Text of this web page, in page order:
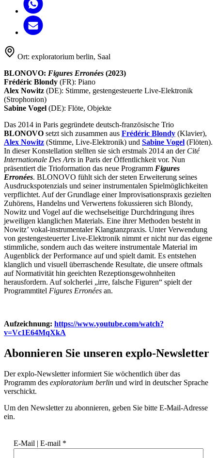
Ort: exploratorium berlin, Saal
BLONOVO: Figures Erronées (2023)
Frédéric Blondy (FR): Piano
Alex Nowitz (DE): Stimme, gestengesteuerte Live-Elektronik
(Strophonion)
Sabine Vogel (DE): Flöte, Objekte
Das 2014 in Paris gegründete deutsch-französische Trio
BLONOVO setzt sich zusammen aus Frédéric Blondy (Klavier),
Alex Nowitz (Stimme, Live-Elektronik) und Sabine Vogel (Flöten).
In dieser Konstellation stellten sie sich erstmals 2014 an der Cité
Internationale Des Arts in Paris der Öffentlichkeit vor. Nun
präsentiert die Trioformation das neue Programm Figures
Erronées. BLONOVO fühlt sich der steten Erweiterung seines
Ausdruckspotenzials und seiner instrumentalen Spielmöglichkeiten
verpflichtet. Auf der Grundlage einer Improvisationspraxis gezielten
Zuhörens, Handelns und Verwertens fokussieren sich Blondy,
Nowitz und Vogel auf die wechselseitige Durchdringung ihres
jeweiligen klanglichen Materials. Eine ihrer Methoden besteht in
Nowitz’ vokal-instrumentaler Klangtanzpraxis. Unter Verwendung
von gestengesteuerter Live-Elektronik nimmt er nicht nur das eigene
stimmliche, sondern auch das weitere instrumentale Material im
Augenblick der Performance auf und spielt damit. Es entstehen
klanglich und visuell überraschende Resultate, die unsere oftmals
auf Normativität hin geeichten Rezeptionsgewohnheiten
herausfordern. Auf solcherlei „irre, falsche Figuren“ spielt der
Programmtitel Figures Erronées an.
Aufzeichnung: https://www.youtube.com/watch?
v=Vc1E64MqXkA
Abonnieren Sie unseren explo-Newsletter
Der explo-Newsletter informiert Sie wöchentlich über das
Programm des exploratorium berlin und wird in deutscher Sprache
verschickt.
Um den Newsletter zu abonnieren, geben Sie bitte E-Mail-Adresse
ein.
E-Mail | E-mail *